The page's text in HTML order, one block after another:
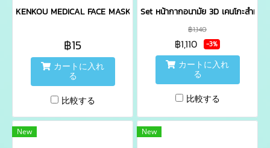
KENKOU MEDICAL FACE MASK 1X2 PCS - WHITE
฿15
カートに入れ
る
比較する
Set หน้ากากอนามัย 3D เคนโกะสำหรับ
฿1,140
฿1,110 -3%
カートに入れ
る
比較する
New New